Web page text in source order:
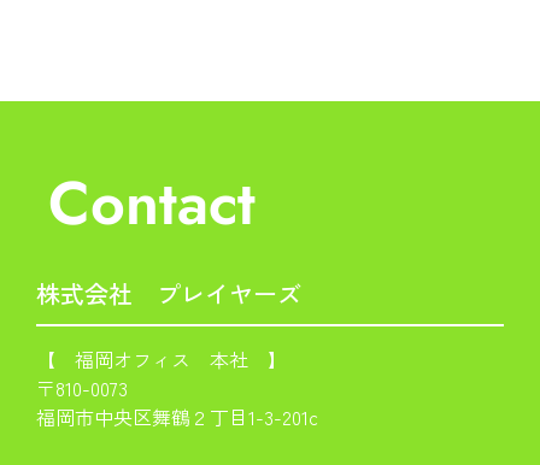
Contact
株式会社 プレイヤーズ
【 福岡オフィス 本社 】
〒810-0073
福岡市中央区舞鶴２丁目1-3-201c